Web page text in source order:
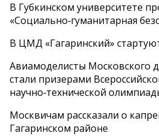
В Губкинском университете
«Социально‑гуманитарная
В ЦМД «Гагаринский»
Авиамоделисты Московского
стали призерами
научно‑технической
Москвичам рассказали о
Гагаринском районе